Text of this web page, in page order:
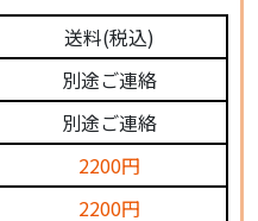
送料(税込)
別途ご連絡
別途ご連絡
2200円
2200円